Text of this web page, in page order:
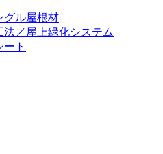
グル屋根材
／屋上緑化システム
ート